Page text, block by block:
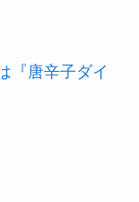
『唐辛子ダイ